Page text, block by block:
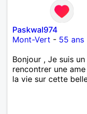
Paskwal974
Mont-Vert - 55 ans
Bonjour , Je suis
rencontrer une
la vie sur cette